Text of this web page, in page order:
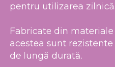
pentru utilizarea zilnică.
Fabricate din
acestea sunt
de lungă durată.